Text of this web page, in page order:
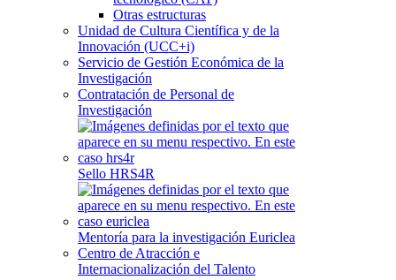
Otras estructuras
Unidad de Cultura Científica y de la
Innovación (UCC+i)
Servicio de Gestión Económica de la
Investigación
Contratación de Personal de
Investigación
Sello HRS4R
Mentoría para la investigación Euriclea
Centro de Atracción e
Internacionalización del Talento